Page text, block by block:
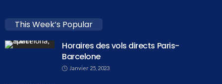
This Week’s Popular
Horaires des vols directs Paris-
Barcelone
Janvier 25, 2023